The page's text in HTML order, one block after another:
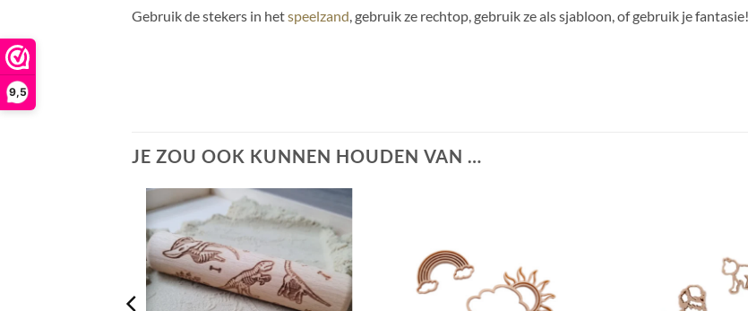
9,5
Gebruik de stekers in hetspeelzand, gebruik ze rechtop, gebruik ze als sjabloon, of gebruik je fantasie!
JE ZOU OOK KUNNEN HOUDEN VAN …